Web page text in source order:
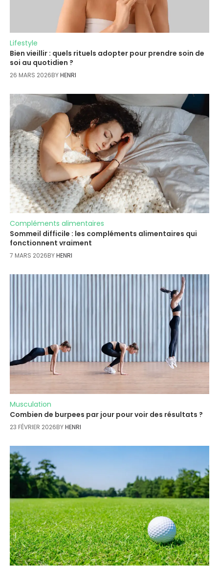
Lifestyle
Bien vieillir : quels rituels adopter pour prendre soin de
soi au quotidien ?
26 MARS 2026BYHENRI
Compléments alimentaires
Sommeil difficile : les compléments alimentaires qui
fonctionnent vraiment
7 MARS 2026BYHENRI
Musculation
Combien de burpees par jour pour voir des résultats ?
23 FÉVRIER 2026BYHENRI